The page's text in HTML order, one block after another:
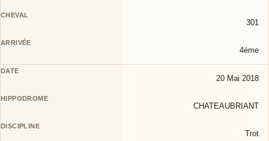
301
4éme
20 Mai 2018
CHATEAUBRIANT
Trot